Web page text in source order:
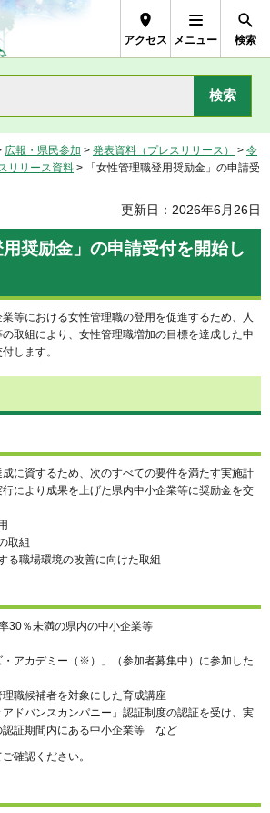
県Nagano Prefecture
アクセス メニュー 検索
広報・県民参加 > 発表資料（プレスリリース） > 令
リリース資料 > 「女性管理職登用奨励金」の申請受
更新日：2026年6月26日
用奨励金」の申請受付を開始し
等における女性管理職の登用を促進するため、人
取組により、女性管理職増加の目標を達成した中
します。
に資するため、次のすべての要件を満たす実施計
により成果を上げた県内中小企業等に奨励金を交
取組
る職場環境の改善に向けた取組
30％未満の県内の中小企業等
・アカデミー（※）」（参加者募集中）に参加した
職候補者を対象にした育成講座
アドバンスカンパニー」認証制度の認証を受け、実
認証期間内にある中小企業等 など
確認ください。